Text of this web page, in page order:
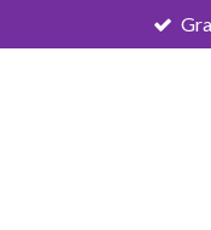
direct